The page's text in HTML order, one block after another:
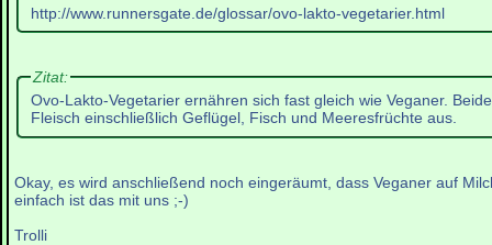
http://www.runnersgate.de/glossar/ovo-lakto-vegetarier.html
Zitat:
Ovo-Lakto-Vegetarier ernähren sich fast gleich wie Veganer.
Fleisch einschließlich Geflügel, Fisch und Meeresfrüchte aus.
Okay, es wird anschließend noch eingeräumt, dass Veganer auf
einfach ist das mit uns ;-)
Trolli